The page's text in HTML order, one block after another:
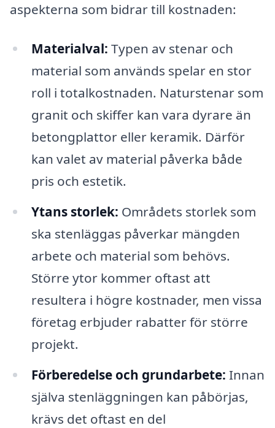
aspekterna som bidrar till kostnaden:
Materialval: Typen av stenar och
material som används spelar en stor
roll i totalkostnaden. Naturstenar som
granit och skiffer kan vara dyrare än
betongplattor eller keramik. Därför
kan valet av material påverka både
pris och estetik.
Ytans storlek: Områdets storlek som
ska stenläggas påverkar mängden
arbete och material som behövs.
Större ytor kommer oftast att
resultera i högre kostnader, men vissa
företag erbjuder rabatter för större
projekt.
Förberedelse och grundarbete: Innan
själva stenläggningen kan påbörjas,
krävs det oftast en del